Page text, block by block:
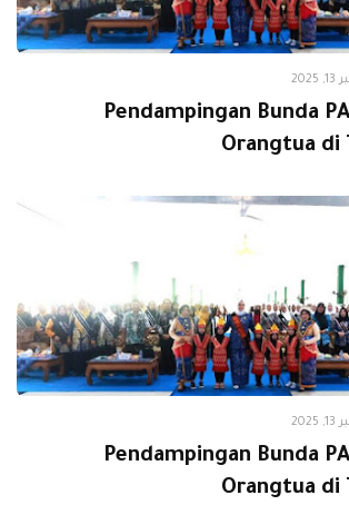
Pendampingan Bunda
Orangtua di
Pendampingan Bunda
Orangtua di